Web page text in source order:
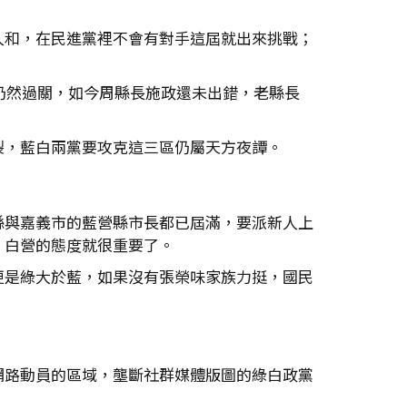
，在民進黨裡不會有對手這屆就出來挑戰；
過關，如今周縣長施政還未出錯，老縣長
藍白兩黨要攻克這三區仍屬天方夜譚。
嘉義市的藍營縣市長都已屆滿，要派新人上
營的態度就很重要了。
綠大於藍，如果沒有張榮味家族力挺，國民
動員的區域，壟斷社群媒體版圖的綠白政黨